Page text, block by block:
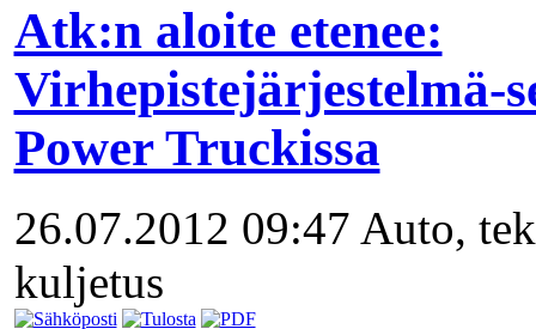
Atk:n aloite etenee:
Virhepistejärjestelmä-
Power Truckissa
26.07.2012 09:47 Auto,
kuljetus